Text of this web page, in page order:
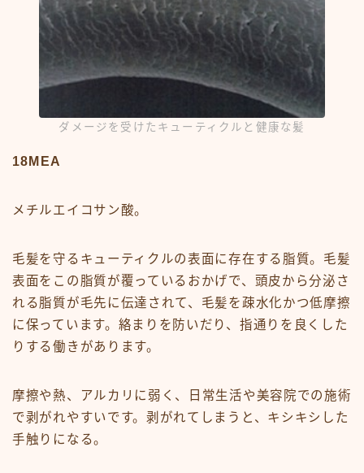
ダメージを受けたキューティクルと健康な髪
18MEA
メチルエイコサン酸。
毛髪を守るキューティクルの表面に存在する脂質。毛髪
表面をこの脂質が覆っているおかげで、頭皮から分泌さ
れる脂質が毛先に伝達されて、毛髪を疎水化かつ低摩擦
に保っています。絡まりを防いだり、指通りを良くした
りする働きがあります。
摩擦や熱、アルカリに弱く、日常生活や美容院での施術
で剥がれやすいです。剥がれてしまうと、キシキシした
手触りになる。